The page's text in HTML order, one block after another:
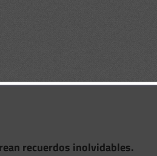
recuerdos inolvidables.